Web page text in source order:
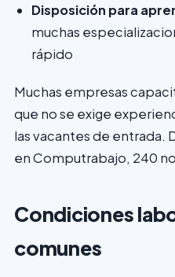
Disposición para
muchas
rápido
Muchas empresas
que no se exige
las vacantes de entrada.
en Computrabajo, 240
Condiciones
comunes